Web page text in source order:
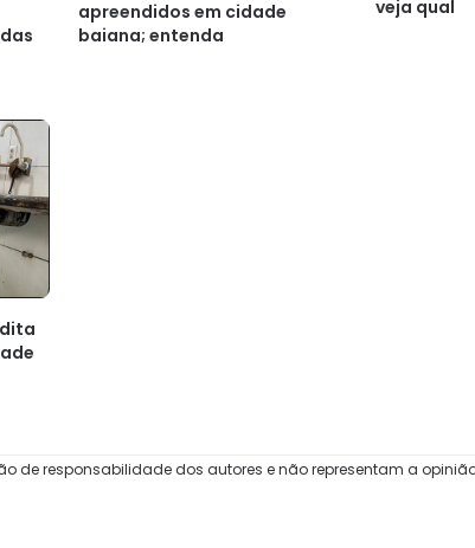
apreendidos em cidade
baiana; entenda
veja qual
de responsabilidade dos autores e não representam a